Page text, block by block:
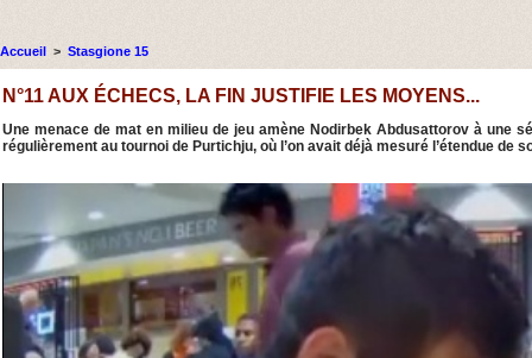
Accueil > Stasgione 15
N°11 AUX ÉCHECS, LA FIN JUSTIFIE LES MOYENS...
Une menace de mat en milieu de jeu amène Nodirbek Abdusattorov à une
régulièrement au tournoi de Purtichju, où l’on avait déjà mesuré l’étendue de